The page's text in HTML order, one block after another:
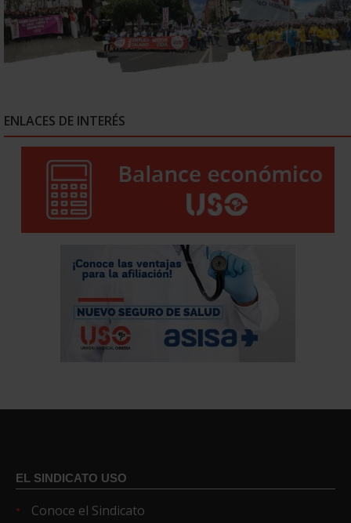
ENLACES DE INTERÉS
EL SINDICATO USO
Conoce el Sindicato